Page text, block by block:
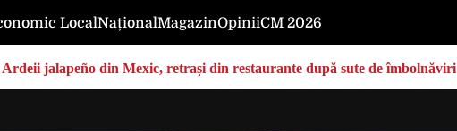
LocalNaționalMagazinOpiniiCM 2026
Ardeii jalapeño din Mexic, retrași din restaurante după sute de îmbolnăviri